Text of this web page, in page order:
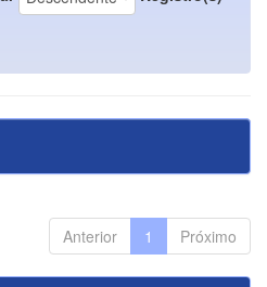
Anterior 1 Próximo